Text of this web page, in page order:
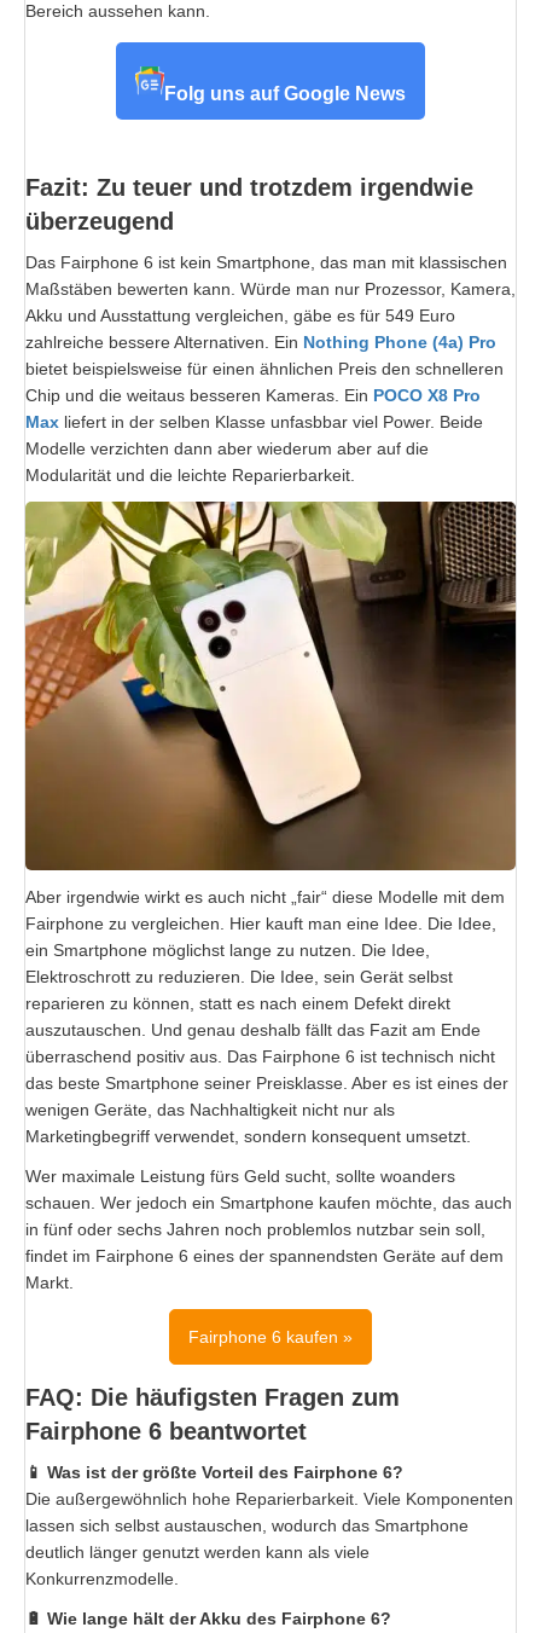
Bereich aussehen kann.
Folg uns auf Google News
Fazit: Zu teuer und trotzdem irgendwie
überzeugend
Das Fairphone 6 ist kein Smartphone, das man mit klassischen
Maßstäben bewerten kann. Würde man nur Prozessor, Kamera,
Akku und Ausstattung vergleichen, gäbe es für 549 Euro
zahlreiche bessere Alternativen. Ein Nothing Phone (4a) Pro
bietet beispielsweise für einen ähnlichen Preis den schnelleren
Chip und die weitaus besseren Kameras. Ein POCO X8 Pro
Max liefert in der selben Klasse unfasbbar viel Power. Beide
Modelle verzichten dann aber wiederum aber auf die
Modularität und die leichte Reparierbarkeit.
Aber irgendwie wirkt es auch nicht „fair“ diese Modelle mit dem
Fairphone zu vergleichen. Hier kauft man eine Idee. Die Idee,
ein Smartphone möglichst lange zu nutzen. Die Idee,
Elektroschrott zu reduzieren. Die Idee, sein Gerät selbst
reparieren zu können, statt es nach einem Defekt direkt
auszutauschen. Und genau deshalb fällt das Fazit am Ende
überraschend positiv aus. Das Fairphone 6 ist technisch nicht
das beste Smartphone seiner Preisklasse. Aber es ist eines der
wenigen Geräte, das Nachhaltigkeit nicht nur als
Marketingbegriff verwendet, sondern konsequent umsetzt.
Wer maximale Leistung fürs Geld sucht, sollte woanders
schauen. Wer jedoch ein Smartphone kaufen möchte, das auch
in fünf oder sechs Jahren noch problemlos nutzbar sein soll,
findet im Fairphone 6 eines der spannendsten Geräte auf dem
Markt.
Fairphone 6 kaufen »
FAQ: Die häufigsten Fragen zum
Fairphone 6 beantwortet
📱 Was ist der größte Vorteil des Fairphone 6?
Die außergewöhnlich hohe Reparierbarkeit. Viele Komponenten
lassen sich selbst austauschen, wodurch das Smartphone
deutlich länger genutzt werden kann als viele
Konkurrenzmodelle.
🔋 Wie lange hält der Akku des Fairphone 6?